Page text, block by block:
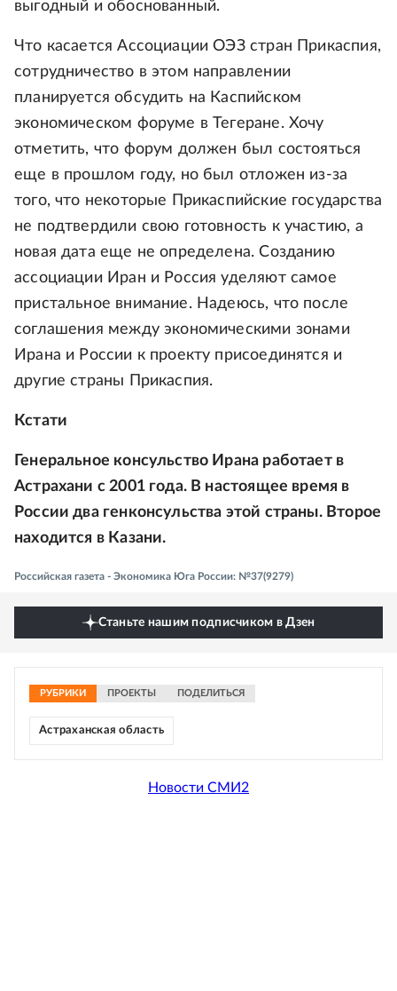
выгодный и обоснованный.
Что касается Ассоциации ОЭЗ стран Прикаспия,
сотрудничество в этом направлении
планируется обсудить на Каспийском
экономическом форуме в Тегеране. Хочу
отметить, что форум должен был состояться
еще в прошлом году, но был отложен из-за
того, что некоторые Прикаспийские государства
не подтвердили свою готовность к участию, а
новая дата еще не определена. Созданию
ассоциации Иран и Россия уделяют самое
пристальное внимание. Надеюсь, что после
соглашения между экономическими зонами
Ирана и России к проекту присоединятся и
другие страны Прикаспия.
Кстати
Генеральное консульство Ирана работает в
Астрахани с 2001 года. В настоящее время в
России два генконсульства этой страны. Второе
находится в Казани.
Российская газета - Экономика Юга России: №37(9279)
Станьте нашим подписчиком в Дзен
РУБРИКИ ПРОЕКТЫ ПОДЕЛИТЬСЯ
Астраханская область
Новости СМИ2